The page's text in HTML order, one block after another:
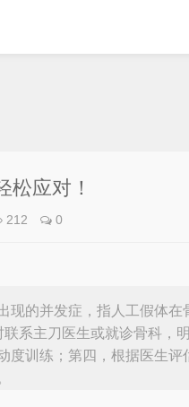
松应对！
212 0
现的并发症，指人工假体
系主刀医生或就诊骨科
度训练；第四，根据医生